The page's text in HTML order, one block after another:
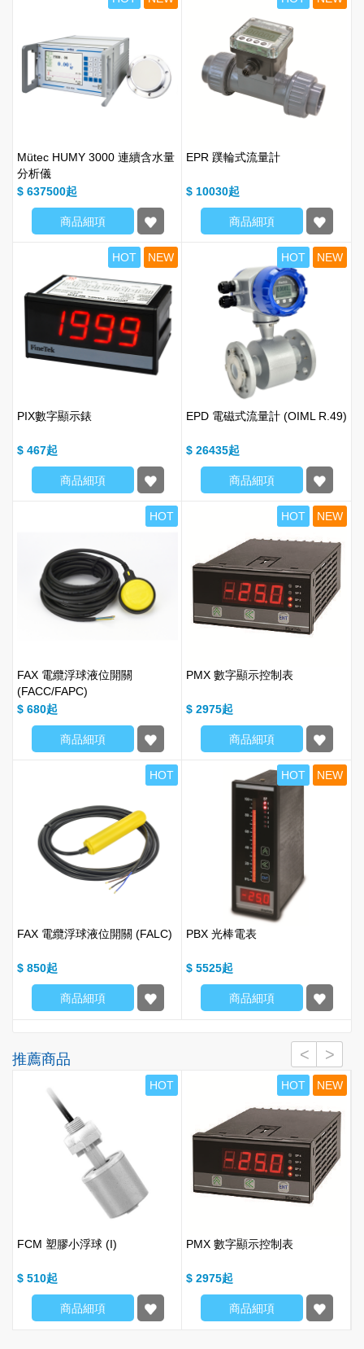
Mütec HUMY 3000 連續含水量
分析儀
$ 637500
商品細項
EPR 蹼輪式流量計
$ 10030
商品細項
HOT NEW
PIX數字顯示錶
$ 467
商品細項
HOT NEW
EPD 電磁式流量計 (OIML R.49)
$ 26435
商品細項
HOT
FAX 電纜浮球液位開關
(FACC/FAPC)
$ 680
商品細項
HOT NEW
PMX 數字顯示控制表
$ 2975
商品細項
HOT
FAX 電纜浮球液位開關 (FALC)
$ 850
商品細項
HOT NEW
PBX 光棒電表
$ 5525
商品細項
推薦商品
HOT
FCM 塑膠小浮球 (I)
$ 510
商品細項
HOT NEW
PMX 數字顯示控制表
$ 2975
商品細項